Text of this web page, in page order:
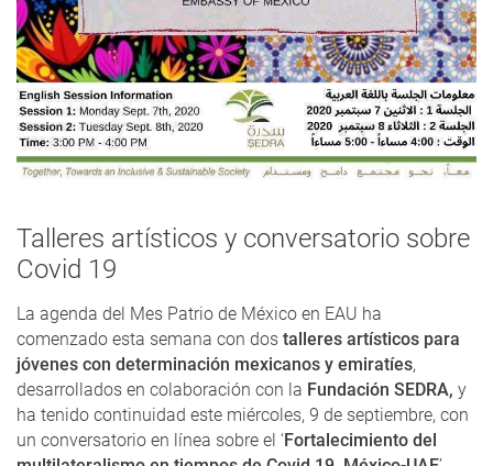
Talleres artísticos y conversatorio sobre
Covid 19
La agenda del Mes Patrio de México en EAU ha
comenzado esta semana con dos talleres artísticos para
jóvenes con determinación mexicanos y emiratíes,
desarrollados en colaboración con la Fundación SEDRA, y
ha tenido continuidad este miércoles, 9 de septiembre, con
un conversatorio en línea sobre el ‘Fortalecimiento del